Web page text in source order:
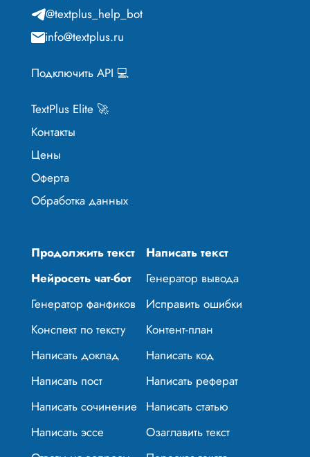
@textplus_help_bot
info@textplus.ru
Подключить API 💻
TextPlus Elite 🚀
Контакты
Цены
Оферта
Обработка данных
Продолжить текст
Написать текст
Нейросеть чат-бот
Генератор вывода
Генератор фанфиков
Исправить ошибки
Конспект по тексту
Контент-план
Написать доклад
Написать код
Написать пост
Написать реферат
Написать сочинение Написать статью
Написать эссе
Озаглавить текст